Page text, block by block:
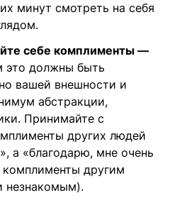
минут смотреть на себя
себе комплименты —
это должны быть
вашей внешности и
абстракции,
Принимайте с
других людей
а «благодарю, мне очень
комплименты другим
незнакомым).